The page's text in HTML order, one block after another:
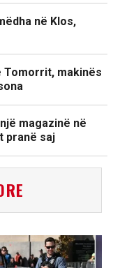
në Klos,
Tomorrit, makinës
magazinë në
pranë saj